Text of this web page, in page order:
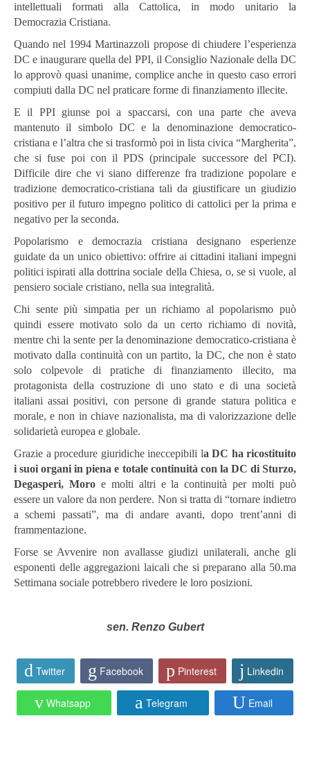
intellettuali formati alla Cattolica, in modo unitario la
Democrazia Cristiana.
Quando nel 1994 Martinazzoli propose di chiudere l’esperienza
DC e inaugurare quella del PPI, il Consiglio Nazionale della DC
lo approvò quasi unanime, complice anche in questo caso errori
compiuti dalla DC nel praticare forme di finanziamento illecite.
E il PPI giunse poi a spaccarsi, con una parte che aveva
mantenuto il simbolo DC e la denominazione democratico-
cristiana e l’altra che si trasformò poi in lista civica “Margherita”,
che si fuse poi con il PDS (principale successore del PCI).
Difficile dire che vi siano differenze fra tradizione popolare e
tradizione democratico-cristiana tali da giustificare un giudizio
positivo per il futuro impegno politico di cattolici per la prima e
negativo per la seconda.
Popolarismo e democrazia cristiana designano esperienze
guidate da un unico obiettivo: offrire ai cittadini italiani impegni
politici ispirati alla dottrina sociale della Chiesa, o, se si vuole, al
pensiero sociale cristiano, nella sua integralità.
Chi sente più simpatia per un richiamo al popolarismo può
quindi essere motivato solo da un certo richiamo di novità,
mentre chi la sente per la denominazione democratico-cristiana è
motivato dalla continuità con un partito, la DC, che non è stato
solo colpevole di pratiche di finanziamento illecito, ma
protagonista della costruzione di uno stato e di una società
italiani assai positivi, con persone di grande statura politica e
morale, e non in chiave nazionalista, ma di valorizzazione delle
solidarietà europea e globale.
Grazie a procedure giuridiche ineccepibili la DC ha ricostituito
i suoi organi in piena e totale continuità con la DC di Sturzo,
Degasperi, Moroe molti altri e la continuità per molti può
essere un valore da non perdere. Non si tratta di “tornare indietro
a schemi passati”, ma di andare avanti, dopo trent’anni di
frammentazione.
Forse se Avvenire non avallasse giudizi unilaterali, anche gli
esponenti delle aggregazioni laicali che si preparano alla 50.ma
Settimana sociale potrebbero rivedere le loro posizioni.
sen. Renzo Gubert
Twitter Facebook Pinterest Linkedin
Whatsapp Telegram Email